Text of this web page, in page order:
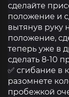
сделайте
положение и
вытянув руку
положение,
теперь уже в
сделать 8-10
✅ сгибание в
разомнете
пробежкой